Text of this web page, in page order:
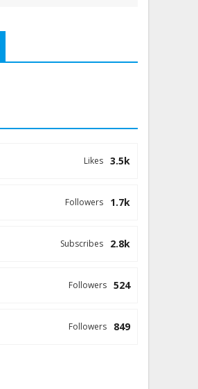
3.5k
Likes
1.7k
Followers
2.8k
Subscribes
524
Followers
849
Followers